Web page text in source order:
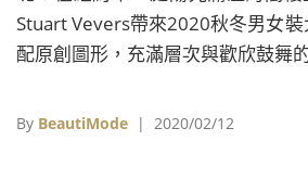
Stuart Vevers帶來2020秋冬男女
配原創圖形，充滿層次與歡欣鼓舞
By BeautiMode | 2020/02/12